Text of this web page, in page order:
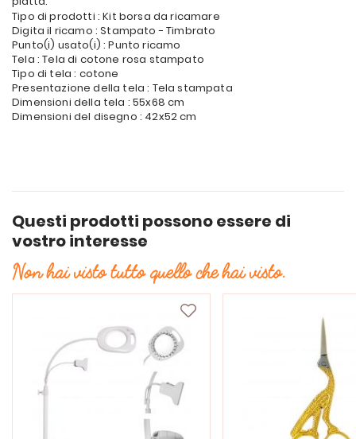
Tipo di prodotti : Kit borsa da ricamare
Digita il ricamo : Stampato - Timbrato
Punto(i) usato(i) : Punto ricamo
Tela : Tela di cotone rosa stampato
Tipo di tela : cotone
Presentazione della tela : Tela stampata
Dimensioni della tela : 55x68 cm
Dimensioni del disegno : 42x52 cm
Questi prodotti possono essere di
vostro interesse
Non hai visto tutto quello che hai visto.